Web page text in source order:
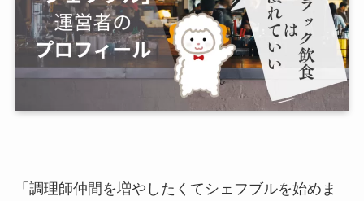
「調理師仲間を増やしたくてシェフブルを始めま